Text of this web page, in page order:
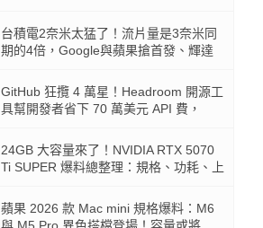
台積電2奈米太猛了！流片量是3奈米同
期的4倍，Google與蘋果搶首發、輝達
GitHub 狂攬 4 萬星！Headroom 開源工
具幫開發者省下 70 萬美元 API 費，
24GB 大容量來了！NVIDIA RTX 5070
Ti SUPER 爆料總整理：規格、功耗、上
蘋果 2026 款 Mac mini 規格爆料：M6